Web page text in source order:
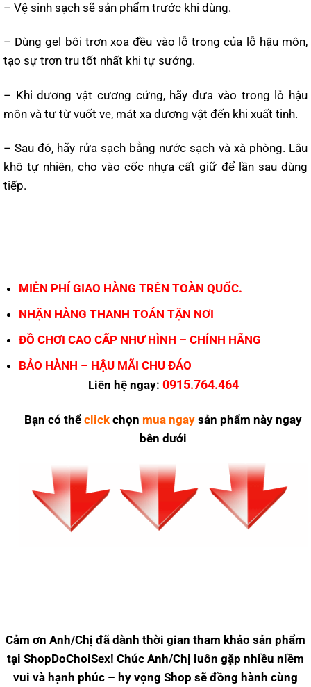
– Vệ sinh sạch sẽ sản phẩm trước khi dùng.
– Dùng gel bôi trơn xoa đều vào lỗ trong của lỗ hậu môn,
tạo sự trơn tru tốt nhất khi tự sướng.
– Khi dương vật cương cứng, hãy đưa vào trong lỗ hậu
môn và tư từ vuốt ve, mát xa dương vật đến khi xuất tinh.
– Sau đó, hãy rửa sạch bằng nước sạch và xà phòng. Lâu
khô tự nhiên, cho vào cốc nhựa cất giữ để lần sau dùng
tiếp.
MIỄN PHÍ GIAO HÀNG TRÊN TOÀN QUỐC.
NHẬN HÀNG THANH TOÁN TẬN NƠI
ĐỒ CHƠI CAO CẤP NHƯ HÌNH – CHÍNH HÃNG
BẢO HÀNH – HẬU MÃI CHU ĐÁO
Liên hệ ngay: 0915.764.464
Bạn có thểclick chọn mua ngay sản phẩm này ngay
bên dưới
Cảm ơn Anh/Chị đã dành thời gian tham khảo sản phẩm
tại ShopDoChoiSex! Chúc Anh/Chị luôn gặp nhiều niềm
vui và hạnh phúc – hy vọng Shop sẽ đồng hành cùng